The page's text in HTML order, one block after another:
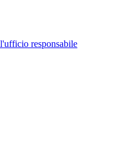
responsabile